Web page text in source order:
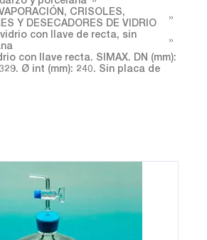
CRISOLES,
Y DESECADORES DE VIDRIO
con llave de recta, sin
con llave recta. SIMAX. DN (mm):
Ø int (mm): 240. Sin placa de